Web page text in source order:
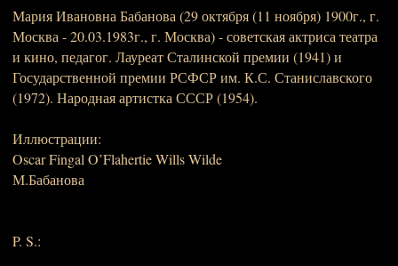
Мария Ивановна Бабанова (29 октября (11 ноября) 1900г., г.
Москва - 20.03.1983г., г. Москва) - советская актриса театра
и кино, педагог. Лауреат Сталинской премии (1941) и
Государственной премии РСФСР им. К.С. Станиславского
(1972). Народная артистка СССР (1954).
Иллюстрации:
Oscar Fingal O’Flahertie Wills Wilde
М.Бабанова
P. S.: